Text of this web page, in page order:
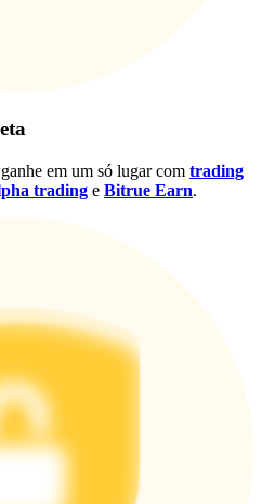
em um só lugar com trading
trading e Bitrue Earn.